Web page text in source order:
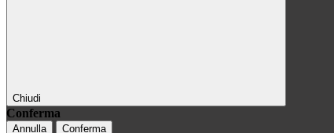
Chiudi
Conferma
Annulla Conferma